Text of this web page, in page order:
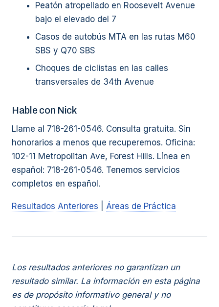
Peatón atropellado en Roosevelt Avenue
bajo el elevado del 7
Casos de autobús MTA en las rutas M60
SBS y Q70 SBS
Choques de ciclistas en las calles
transversales de 34th Avenue
Hable con Nick
Llame al 718-261-0546. Consulta gratuita. Sin
honorarios a menos que recuperemos. Oficina:
102-11 Metropolitan Ave, Forest Hills. Línea en
español: 718-261-0546. Tenemos servicios
completos en español.
Resultados Anteriores Áreas de Práctica
Los resultados anteriores no garantizan un
resultado similar. La información en esta página
es de propósito informativo general y no